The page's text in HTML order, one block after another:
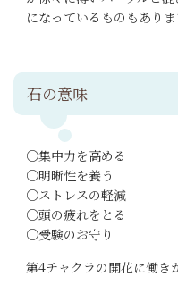
になっているものもありま
石の意味
○集中力を高める
○明晰性を養う
○ストレスの軽減
○頭の疲れをとる
○受験のお守り
第4チャクラの開花に働き